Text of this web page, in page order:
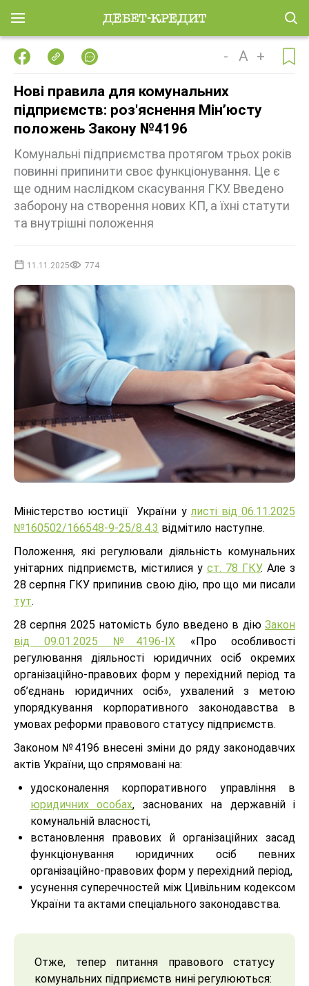
- A +
Нові правила для комунальних
підприємств: роз'яснення Мінʼюсту
положень Закону №4196
Комунальні підприємства протягом трьох років
повинні припинити своє функціонування. Це є
ще одним наслідком скасування ГКУ. Введено
заборону на створення нових КП, а їхні статути
та внутрішні положення
11.11.2025 774
Міністерство юстиції України у листі від 06.11.2025
№160502/166548-9-25/8.4.3 відмітило наступне.
Положення, які регулювали діяльність комунальних
унітарних підприємств, містилися у ст. 78 ГКУ. Але з
28 серпня ГКУ припинив свою дію, про що ми писали
тут.
28 серпня 2025 натомість було введено в дію Закон
від 09.01.2025 №4196-ІХ «Про особливості
регулювання діяльності юридичних осіб окремих
організаційно-правових форм у перехідний період та
об’єднань юридичних осіб», ухвалений з метою
упорядкування корпоративного законодавства в
умовах реформи правового статусу підприємств.
Законом №4196 внесені зміни до ряду законодавчих
актів України, що спрямовані на:
удосконалення корпоративного управління в
юридичних особах, заснованих на державній і
комунальній власності,
встановлення правових й організаційних засад
функціонування юридичних осіб певних
організаційно-правових форм у перехідний період,
усунення суперечностей між Цивільним кодексом
України та актами спеціального законодавства.
Отже, тепер питання правового статусу
комунальних підприємств нині регулюються: